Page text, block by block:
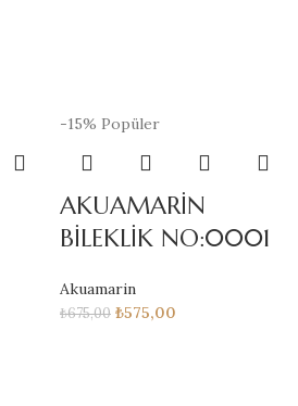
-15% Popüler
AKUAMARİN
BİLEKLİK NO:0001
Akuamarin
₺675,00 ₺575,00